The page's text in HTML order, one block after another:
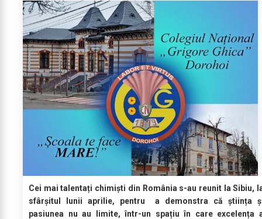
Cei mai talentați chimiști din România s-au reunit la Sibiu,
sfârșitul lunii aprilie, pentru a demonstra că știința
pasiunea nu au limite, într-un spațiu în care excelența